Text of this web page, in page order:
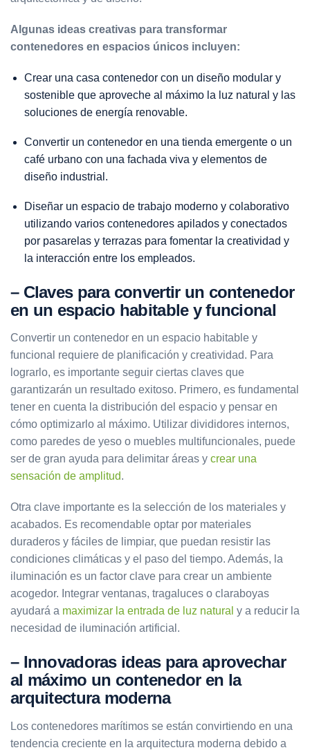
Algunas ideas creativas para transformar
contenedores en espacios únicos incluyen:
Crear una casa contenedor con un diseño modular y
sostenible que aproveche al máximo la luz natural y las
soluciones de energía renovable.
Convertir un contenedor en una tienda emergente o un
café urbano con una fachada viva y elementos de
diseño industrial.
Diseñar un espacio de trabajo moderno y colaborativo
utilizando varios contenedores apilados y conectados
por pasarelas y terrazas para fomentar la creatividad y
la interacción entre los empleados.
– Claves para convertir un contenedor
en un espacio habitable y funcional
Convertir un contenedor en un espacio habitable y
funcional requiere de planificación y creatividad. Para
lograrlo, es importante seguir ciertas claves que
garantizarán un resultado exitoso. Primero, es fundamental
tener en cuenta la distribución del espacio y pensar en
cómo optimizarlo al máximo. Utilizar divididores internos,
como paredes de yeso o muebles multifuncionales, puede
ser de gran ayuda para delimitar áreas y crear una
sensación de amplitud.
Otra clave importante es la selección de los materiales y
acabados. Es recomendable optar por materiales
duraderos y fáciles de limpiar, que puedan resistir las
condiciones climáticas y el paso del tiempo. Además, la
iluminación es un factor clave para crear un ambiente
acogedor. Integrar ventanas, tragaluces o claraboyas
ayudará a maximizar la entrada de luz natural y a reducir la
necesidad de iluminación artificial.
– Innovadoras ideas para aprovechar
al máximo un contenedor en la
arquitectura moderna
Los contenedores marítimos se están convirtiendo en una
tendencia creciente en la arquitectura moderna debido a